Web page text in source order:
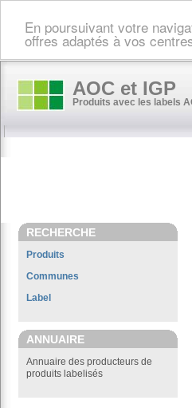
En poursuivant votre
offres adaptés à vos
AOC et IGP
Produits avec les labels
RECHERCHE
Produits
Communes
Label
ANNUAIRE
Annuaire des producteurs de
produits labelisés